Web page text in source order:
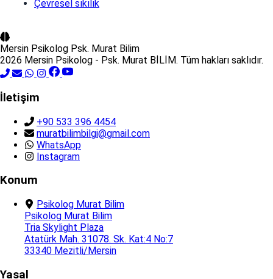
Çevresel sıkılık
Mersin Psikolog Psk. Murat Bilim
2026 Mersin Psikolog - Psk. Murat BİLİM. Tüm hakları saklıdır.
İletişim
+90 533 396 4454
muratbilimbilgi@gmail.com
WhatsApp
Instagram
Konum
Psikolog Murat Bilim
Psikolog Murat Bilim
Tria Skylight Plaza
Atatürk Mah. 31078. Sk. Kat:4 No:7
33340 Mezitli/Mersin
Yasal